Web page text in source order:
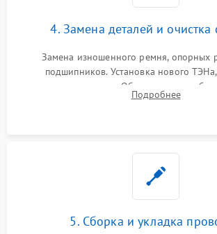
4. Замена деталей и очистка
Замена изношенного ремня, опорных
подшипников. Установка нового
термодатчиков. Обязательная
конденсатора, крыльчатки вентилятора и
Подробнее
5. Сборка и укладка